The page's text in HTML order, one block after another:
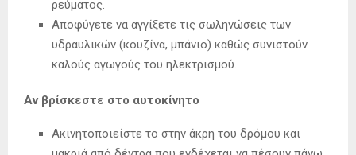
ρεύματος.
Αποφύγετε να αγγίξετε τις σωληνώσεις των
υδραυλικών (κουζίνα, μπάνιο) καθώς συνιστούν
καλούς αγωγούς του ηλεκτρισμού.
Αν βρίσκεστε στο αυτοκίνητο
Ακινητοποιείστε το στην άκρη του δρόμου και